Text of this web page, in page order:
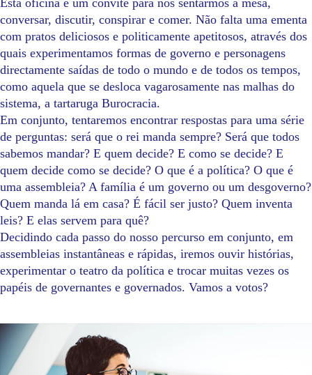
Esta oficina é um convite para nos sentarmos à mesa,
conversar, discutir, conspirar e comer. Não falta uma ementa
com pratos deliciosos e politicamente apetitosos, através dos
quais experimentamos formas de governo e personagens
directamente saídas de todo o mundo e de todos os tempos,
como aquela que se desloca vagarosamente nas malhas do
sistema, a tartaruga Burocracia.
Em conjunto, tentaremos encontrar respostas para uma série
de perguntas: será que o rei manda sempre? Será que todos
sabemos mandar? E quem decide? E como se decide? E
quem decide como se decide? O que é a política? O que é
uma assembleia? A família é um governo ou um desgoverno?
Quem manda lá em casa? É fácil ser justo? Quem inventa
leis? E elas servem para quê?
Decidindo cada passo do nosso percurso em conjunto, em
assembleias instantâneas e rápidas, iremos ouvir histórias,
experimentar o teatro da política e trocar muitas vezes os
papéis de governantes e governados. Vamos a votos?